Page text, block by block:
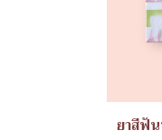
ยาสีฟั